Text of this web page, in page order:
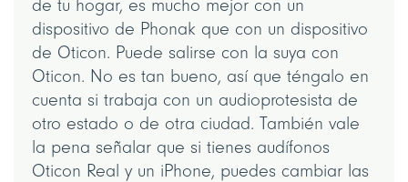
de tu hogar, es mucho mejor con un
dispositivo de Phonak que con un dispositivo
de Oticon. Puede salirse con la suya con
Oticon. No es tan bueno, así que téngalo en
cuenta si trabaja con un audioprotesista de
otro estado o de otra ciudad. También vale
la pena señalar que si tienes audífonos
Oticon Real y un iPhone, puedes cambiar las